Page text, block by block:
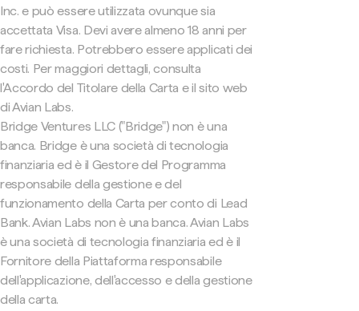
Inc. e può essere utilizzata ovunque sia
accettata Visa. Devi avere almeno 18 anni per
fare richiesta. Potrebbero essere applicati dei
costi. Per maggiori dettagli, consulta
l'Accordo del Titolare della Carta e il sito web
di Avian Labs.
Bridge Ventures LLC ("Bridge") non è una
banca. Bridge è una società di tecnologia
finanziaria ed è il Gestore del Programma
responsabile della gestione e del
funzionamento della Carta per conto di Lead
Bank. Avian Labs non è una banca. Avian Labs
è una società di tecnologia finanziaria ed è il
Fornitore della Piattaforma responsabile
dell'applicazione, dell'accesso e della gestione
della carta.